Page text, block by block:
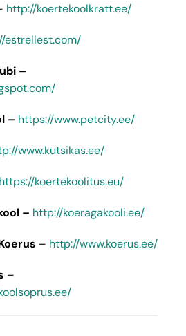
http://koertekoolkratt.ee/
estrellest.com/
–
– https://www.petcity.ee/
www.kutsikas.ee/
https://koertekoolitus.eu/
– http://koeragakooli.ee/
– http://www.koerus.ee/
–